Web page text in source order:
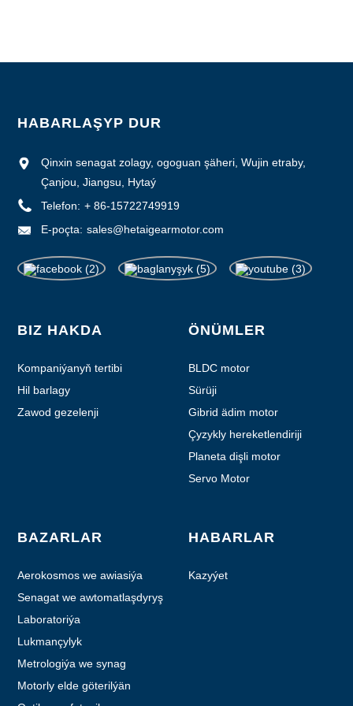
HABARLAŞYP DUR
Qinxin senagat zolagy, ogoguan şäheri, Wujin etraby,
Çanjou, Jiangsu, Hytaý
Telefon: + 86-15722749919
E-poçta: sales@hetaigearmotor.com
BIZ HAKDA
Kompaniýanyň tertibi
Hil barlagy
Zawod gezelenji
ÖNÜMLER
BLDC motor
Sürüji
Gibrid ädim motor
Çyzykly hereketlendiriji
Planeta dişli motor
Servo Motor
BAZARLAR
Aerokosmos we awiasiýa
Senagat we awtomatlaşdyryş
Laboratoriýa
awtomatizasiýasy
Lukmançylyk
Metrologiýa we synag
Motorly elde göterilýän
enjamlar
HABARLAR
Kazyýet